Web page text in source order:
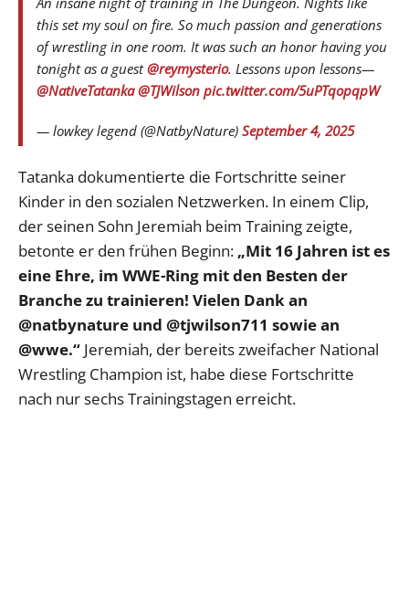
this set my soul on fire. So much passion and generations
of wrestling in one room. It was such an honor having you
tonight as a guest@reymysterio. Lessons upon lessons—
@NativeTatanka @TJWilson pic.twitter.com/5uPTqopqpW
— lowkey legend (@NatbyNature) September 4, 2025
Tatanka dokumentierte die Fortschritte seiner
Kinder in den sozialen Netzwerken. In einem Clip,
der seinen Sohn Jeremiah beim Training zeigte,
betonte er den frühen Beginn: „Mit 16 Jahren ist es
eine Ehre, im WWE-Ring mit den Besten der
Branche zu trainieren! Vielen Dank an
@natbynature und @tjwilson711 sowie an
@wwe.“ Jeremiah, der bereits zweifacher National
Wrestling Champion ist, habe diese Fortschritte
nach nur sechs Trainingstagen erreicht.